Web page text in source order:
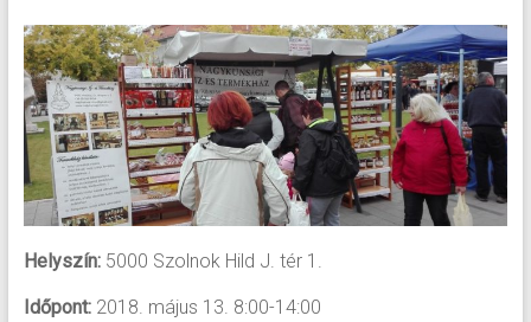
Helyszín:5000 Szolnok Hild J. tér 1.
Időpont:2018. május 13. 8:00-14:00